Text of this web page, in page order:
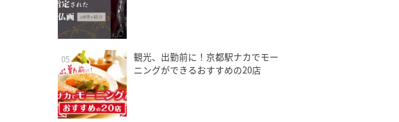
05
観光、出勤前に！京都駅ナカでモー
ニングができるおすすめの20店